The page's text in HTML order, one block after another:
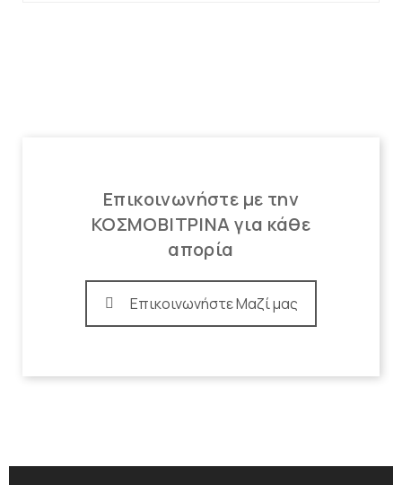
Επικοινωνήστε με την
ΚΟΣΜΟΒΙΤΡΙΝΑ για κάθε
απορία
Επικοινωνήστε Μαζί μας